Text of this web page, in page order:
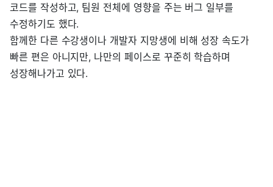
코드를 작성하고, 팀원 전체에 영향을 주는 버그 일부를
수정하기도 했다.
함께한 다른 수강생이나 개발자 지망생에 비해 성장 속도가
빠른 편은 아니지만, 나만의 페이스로 꾸준히 학습하며
성장해나가고 있다.